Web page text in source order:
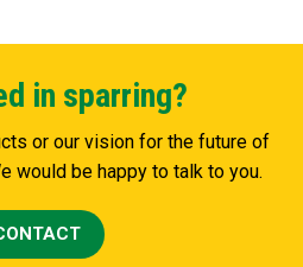
in sparring?
or our vision for the future of
would be happy to talk to you.